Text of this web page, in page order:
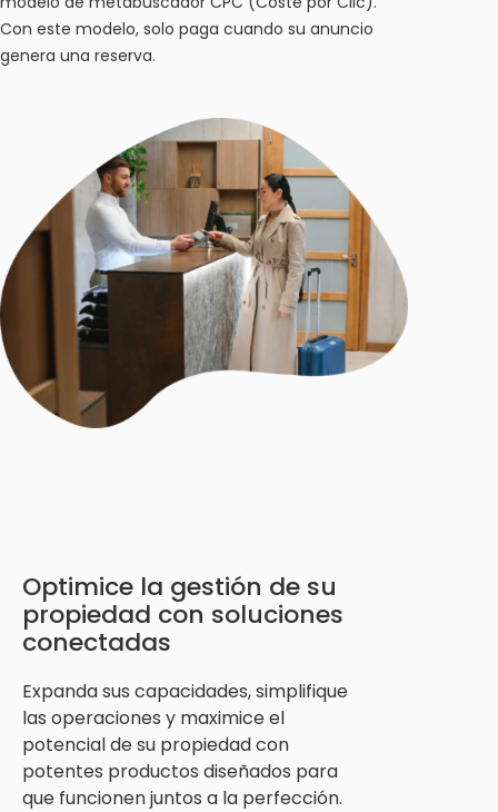
Con este modelo, solo paga cuando su anuncio
genera una reserva.
Optimice la gestión de su
propiedad con soluciones
conectadas
Expanda sus capacidades, simplifique
las operaciones y maximice el
potencial de su propiedad con
potentes productos diseñados para
que funcionen juntos a la perfección.